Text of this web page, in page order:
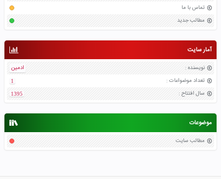
تماس با ما
مطالب جدید
آمار سایت
نویسنده :
ادمین
تعداد موضواعات :
1
سال افتتاح :
1395
موضوعات
مطالب سایت